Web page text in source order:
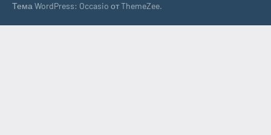
Тема WordPress: Occasio от ThemeZee.